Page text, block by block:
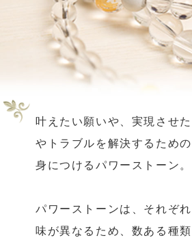
叶えたい願いや、実現させた
やトラブルを解決するため
身につけるパワーストーン。
パワーストーンは、それぞ
味が異なるため、数ある種